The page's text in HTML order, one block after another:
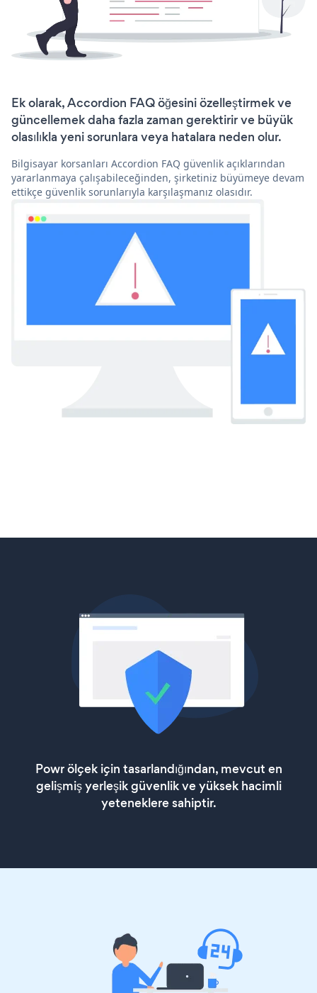
Ek olarak, Accordion FAQ öğesini özelleştirmek ve
güncellemek daha fazla zaman gerektirir ve büyük
olasılıkla yeni sorunlara veya hatalara neden olur.
Bilgisayar korsanları Accordion FAQ güvenlik açıklarından
yararlanmaya çalışabileceğinden, şirketiniz büyümeye devam
ettikçe güvenlik sorunlarıyla karşılaşmanız olasıdır.
Powr ölçek için tasarlandığından, mevcut en
gelişmiş yerleşik güvenlik ve yüksek hacimli
yeteneklere sahiptir.